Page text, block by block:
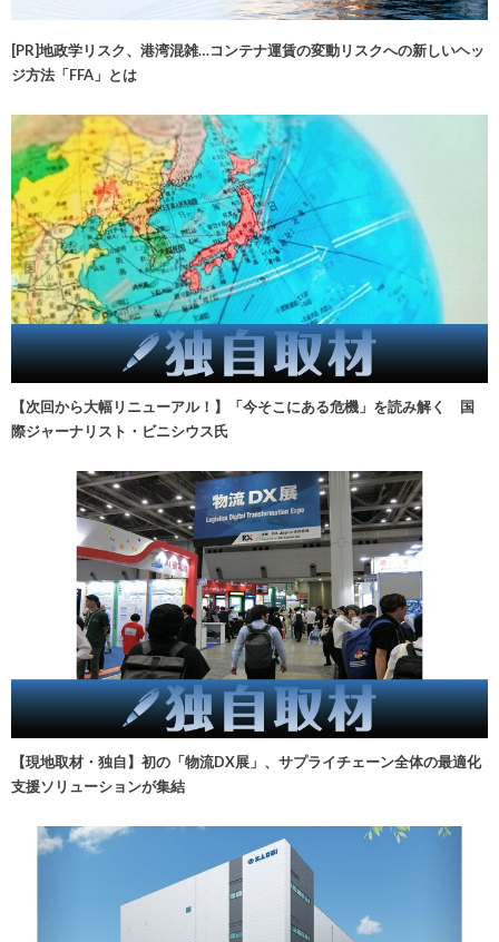
[PR]地政学リスク、港湾混雑…コンテナ運賃の変動リスクへの新しいヘッ
ジ方法「FFA」とは
【次回から大幅リニューアル！】「今そこにある危機」を読み解く 国
際ジャーナリスト・ビニシウス氏
【現地取材・独自】初の「物流DX展」、サプライチェーン全体の最適化
支援ソリューションが集結